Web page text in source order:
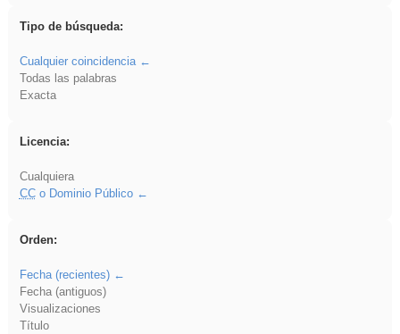
Tipo de búsqueda:
Cualquier coincidencia
Todas las palabras
Exacta
Licencia:
Cualquiera
CCo Dominio Público
Orden:
Fecha (recientes)
Fecha (antiguos)
Visualizaciones
Título